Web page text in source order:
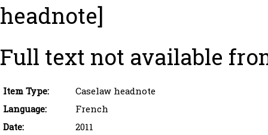
headnote]
Full text not available
Item Type:
Caselaw headnote
Language:
French
Date:
2011